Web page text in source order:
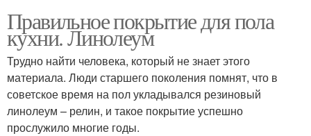
Правильное покрытие для пола
кухни. Линолеум
Трудно найти человека, который не знает этого
материала. Люди старшего поколения помнят, что в
советское время на пол укладывался резиновый
линолеум – релин, и такое покрытие успешно
прослужило многие годы.